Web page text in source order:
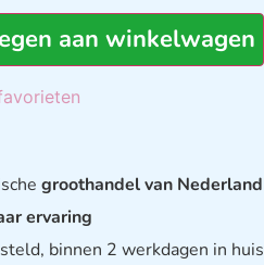
aan winkelwagen
groothandel van Nederland
ervaring
binnen 2 werkdagen in huis